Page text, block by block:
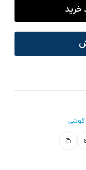
خرید
گوشی